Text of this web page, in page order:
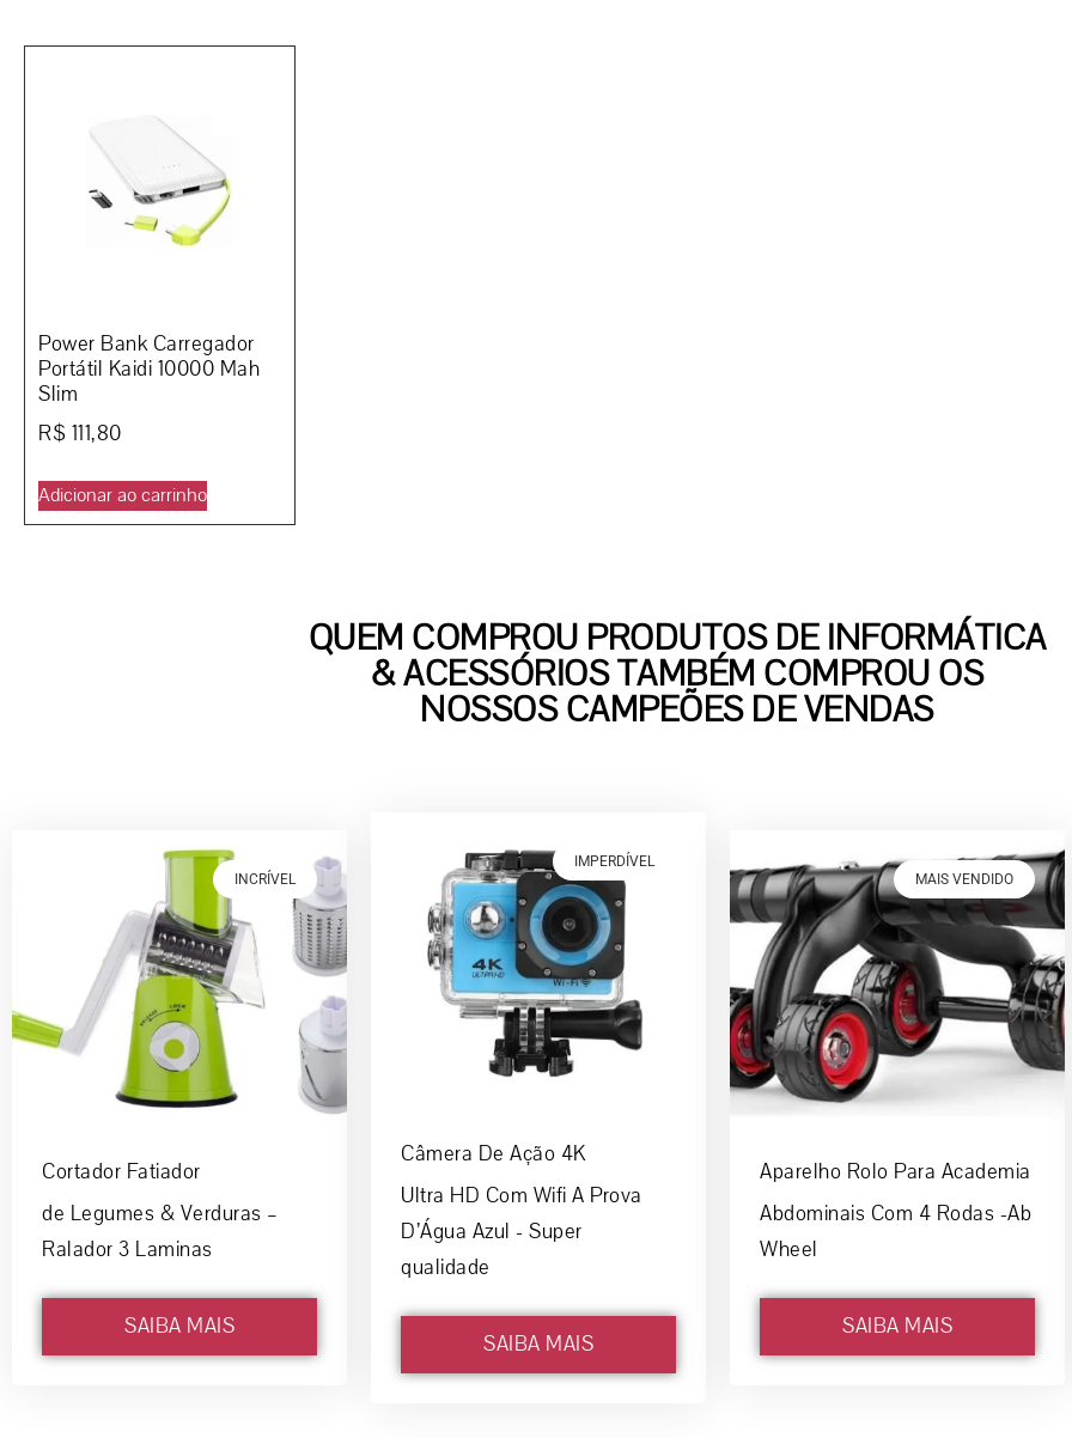
Power Bank Carregador
Portátil Kaidi 10000 Mah
Slim
R$ 111,80
Adicionar ao carrinho
QUEM COMPROU PRODUTOS DE INFORMÁTICA
& ACESSÓRIOS TAMBÉM COMPROU OS
NOSSOS CAMPEÕES DE VENDAS
INCRÍVEL
Cortador Fatiador
de Legumes & Verduras –
Ralador 3 Laminas
SAIBA MAIS
IMPERDÍVEL
Câmera De Ação 4K
Ultra HD Com Wifi A Prova
D’Água Azul - Super
qualidade
SAIBA MAIS
MAIS VENDIDO
Aparelho Rolo Para Academia
Abdominais Com 4 Rodas -Ab
Wheel
SAIBA MAIS